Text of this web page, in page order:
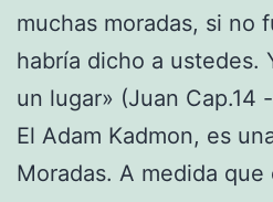
muchas moradas, si no
habría dicho a ustedes.
un lugar» (Juan Cap.14
El Adam Kadmon, es
Moradas. A medida